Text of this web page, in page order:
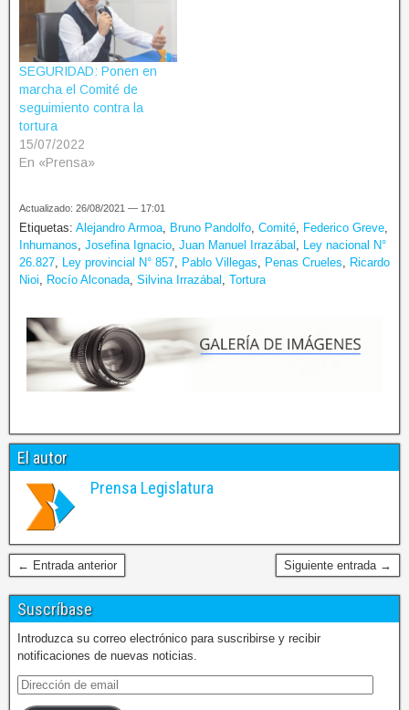
SEGURIDAD: Ponen en
marcha el Comité de
seguimiento contra la
tortura
15/07/2022
En «Prensa»
Actualizado: 26/08/2021 — 17:01
Etiquetas: Alejandro Armoa, Bruno Pandolfo, Comité, Federico Greve,
Inhumanos, Josefina Ignacio, Juan Manuel Irrazábal , Ley nacional N°
26.827, Ley provincial N° 857, Pablo Villegas, Penas Crueles, Ricardo
Nioi, Rocío Alconada, Silvina Irrazábal , Tortura
El autor
Prensa Legislatura
← Entrada anterior Siguiente entrada →
Suscríbase
Introduzca su correo electrónico para suscribirse y recibir
notificaciones de nuevas noticias.